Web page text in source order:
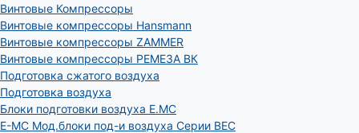
Винтовые Компрессоры
Винтовые компрессоры Hansmann
Винтовые компрессоры ZAMMER
Винтовые компрессоры РЕМЕЗА ВК
Подготовка сжатого воздуха
Подготовка воздуха
Блоки подготовки воздуха E.MC
E-MC Мод.блоки под-и воздуха Серии BEC